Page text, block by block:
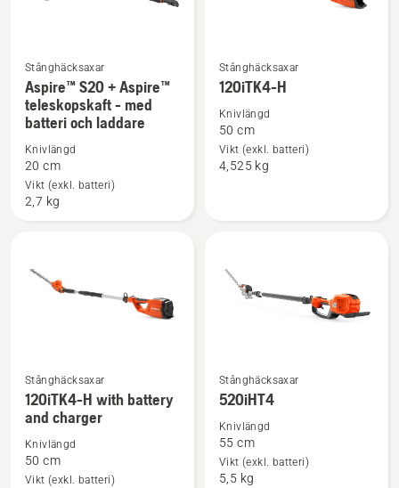
Se
mer
information
om
Aspire™
S20
Stånghäcksaxar
Aspire™ S20 + Aspire™
teleskopskaft - med
batteri och laddare
Knivlängd
20 cm
Vikt (exkl. batteri)
2,7 kg
Se
information
om
120iTK4-
Stånghäcksaxar
120iTK4-H
Knivlängd
50 cm
Vikt (exkl. batteri)
4,525 kg
Se
mer
information
om
120iTK4-
Stånghäcksaxar
120iTK4-H with battery
and charger
Knivlängd
50 cm
Vikt (exkl. batteri)
Se
mer
information
om
520iHT4
Stånghäcksaxar
520iHT4
Knivlängd
55 cm
Vikt (exkl. batteri)
5,5 kg